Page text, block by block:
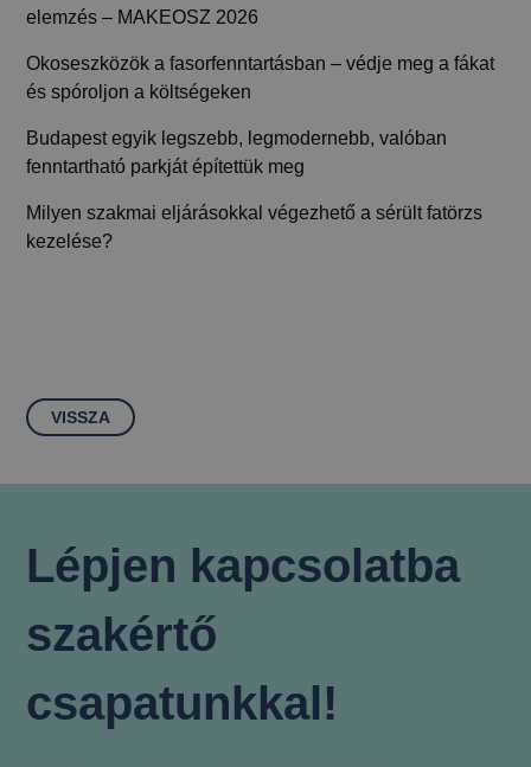
elemzés – MAKEOSZ 2026
Okoseszközök a fasorfenntartásban – védje meg a fákat
és spóroljon a költségeken
Budapest egyik legszebb, legmodernebb, valóban
fenntartható parkját építettük meg
Milyen szakmai eljárásokkal végezhető a sérült fatörzs
kezelése?
VISSZA
Lépjen kapcsolatba
szakértő
csapatunkkal!